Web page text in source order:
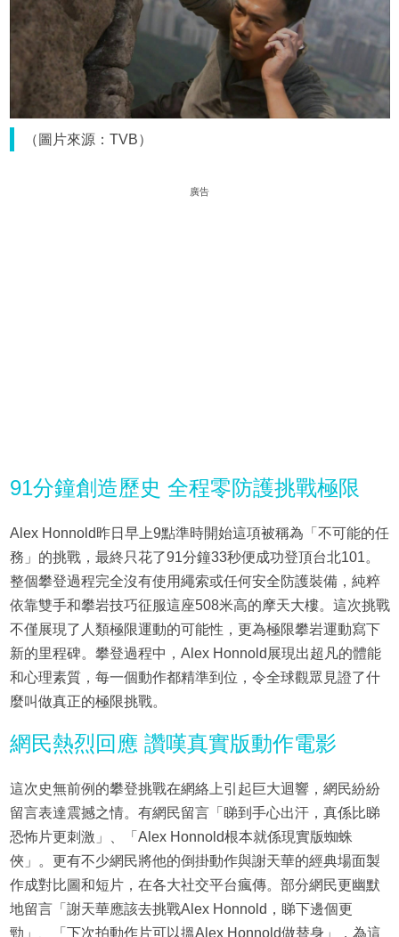
（圖片來源：TVB）
廣告
91分鐘創造歷史 全程零防護挑戰極限
Alex Honnold昨日早上9點準時開始這項被稱為「不可能的任
務」的挑戰，最終只花了91分鐘33秒便成功登頂台北101。
整個攀登過程完全沒有使用繩索或任何安全防護裝備，純粹
依靠雙手和攀岩技巧征服這座508米高的摩天大樓。這次挑戰
不僅展現了人類極限運動的可能性，更為極限攀岩運動寫下
新的里程碑。攀登過程中，Alex Honnold展現出超凡的體能
和心理素質，每一個動作都精準到位，令全球觀眾見證了什
麼叫做真正的極限挑戰。
網民熱烈回應 讚嘆真實版動作電影
這次史無前例的攀登挑戰在網絡上引起巨大迴響，網民紛紛
留言表達震撼之情。有網民留言「睇到手心出汗，真係比睇
恐怖片更刺激」、「Alex Honnold根本就係現實版蜘蛛
俠」。更有不少網民將他的倒掛動作與謝天華的經典場面製
作成對比圖和短片，在各大社交平台瘋傳。部分網民更幽默
地留言「謝天華應該去挑戰Alex Honnold，睇下邊個更
勁」、「下次拍動作片可以搵Alex Honnold做替身」，為這